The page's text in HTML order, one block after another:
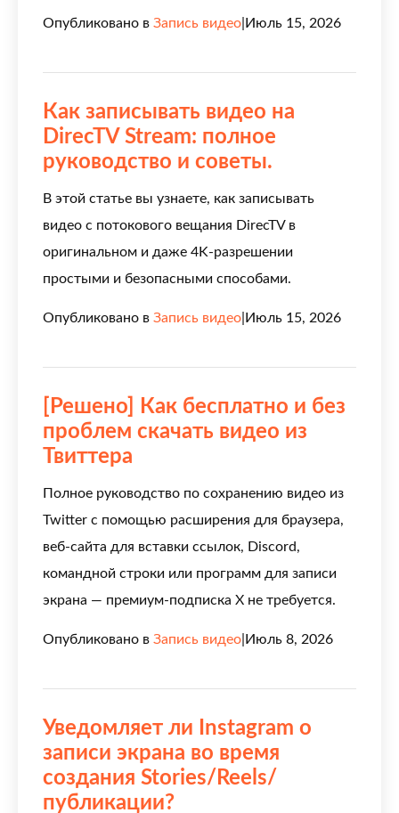
Опубликовано в Запись видео Июль 15, 2026
Как записывать видео на
DirecTV Stream: полное
руководство и советы.
В этой статье вы узнаете, как записывать
видео с потокового вещания DirecTV в
оригинальном и даже 4K-разрешении
простыми и безопасными способами.
Опубликовано в Запись видео Июль 15, 2026
[Решено] Как бесплатно и без
проблем скачать видео из
Твиттера
Полное руководство по сохранению видео из
Twitter с помощью расширения для браузера,
веб-сайта для вставки ссылок, Discord,
командной строки или программ для записи
экрана — премиум-подписка X не требуется.
Опубликовано в Запись видео Июль 8, 2026
Уведомляет ли Instagram о
записи экрана во время
создания Stories/Reels/
публикации?